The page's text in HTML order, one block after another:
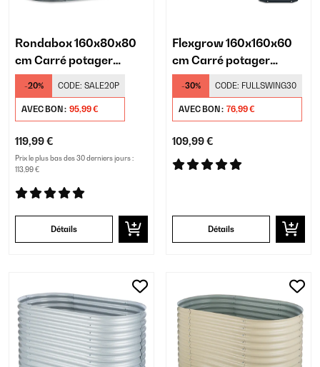
Rondabox 160x80x80
cm Carré potager
Antracite
-20% CODE: SALE20P
AVEC BON : 95,99 €
119,99 €
Prix le plus bas des 30 derniers jours :
113,99 €
Détails
Flexgrow 160x160x60
cm Carré potager
Antracite
-30% CODE: FULLSWING30
AVEC BON : 76,99 €
109,99 €
Détails